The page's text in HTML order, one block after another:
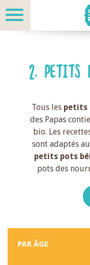
2. PETITS
Tous les petits
des Papas
bio. Les
sont adaptés
petits pots
pots des
PAR ÂGE